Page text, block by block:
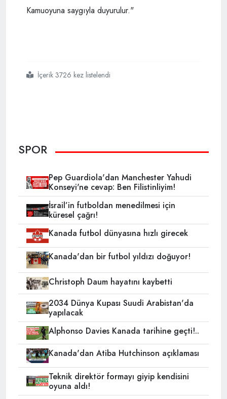
Kamuoyuna saygıyla duyurulur."
#galatasaray
#ahmet çalık transferi
İçerik 3726 kez listelendi
SPOR
Pep Guardiola'dan Manchester Yahudi
Konseyi'ne cevap: Ben Filistinliyim!
İsrail’in futboldan menedilmesi için
küresel çağrı!
Kanada futbol dünyasına hızlı girecek
Kanada'dan bir futbol yıldızı doğuyor!
Christoph Daum hayatını kaybetti
2034 Dünya Kupası Suudi Arabistan'da
yapılacak
Alphonso Davies Kanada tarihine geçti!..
Kanada'dan Atiba Hutchinson açıklaması
Teknik direktör formayı giyip kendisini
oyuna aldı!